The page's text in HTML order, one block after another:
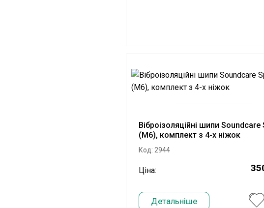
Віброізоляційні шипи Soundcare
(М6), комплект з 4-х ніжок
Код: 2944
Ціна:
Детальніше